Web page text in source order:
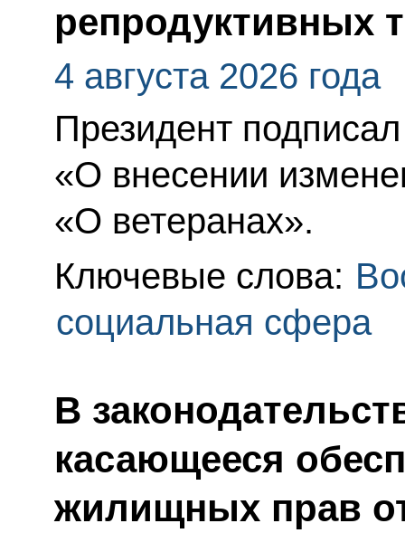
репродуктивных
4 августа 2026 года
Президент
«О внесении
«О ветеранах».
Ключевые слова:
социальная сфера
В
касающееся
жилищных прав